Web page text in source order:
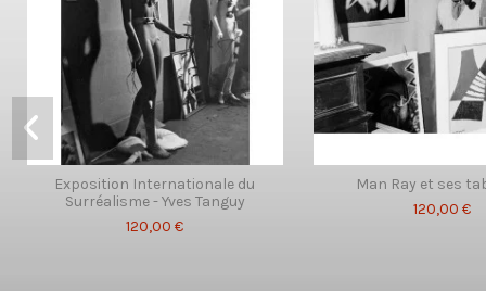
Exposition Internationale du
Surréalisme - Yves Tanguy
120,00 €
Man Ray et ses
120,00 €